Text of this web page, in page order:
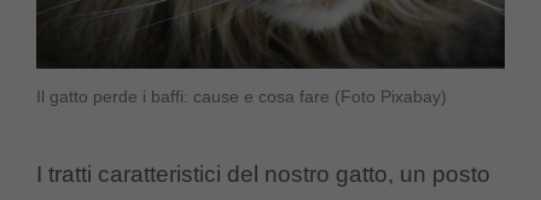
Il gatto perde i baffi: cause e cosa fare (Foto Pixabay)
I tratti caratteristici del nostro gatto, un posto